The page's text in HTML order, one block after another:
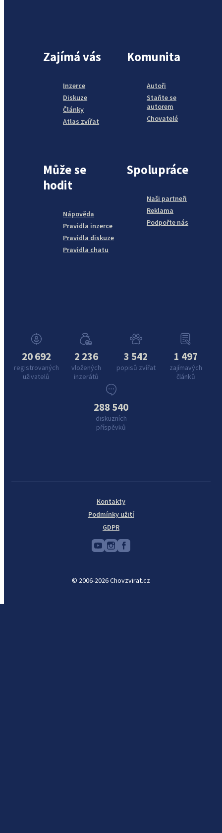
Zajímá vás
Inzerce
Diskuze
Články
Atlas zvířat
Komunita
Autoři
Staňte se
autorem
Chovatelé
Může se
hodit
Nápověda
Pravidla inzerce
Pravidla diskuze
Pravidla chatu
Spolupráce
Naši partneři
Reklama
Podpořte nás
20 692
registrovaných
uživatelů
2 236
vložených
inzerátů
3 542
popisů zvířat
1 497
zajímavých
článků
288 540
diskuzních
příspěvků
© 2006-2026 Chovzvirat.cz
Kontakty
Podmínky užití
GDPR